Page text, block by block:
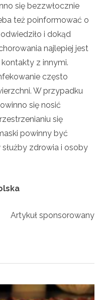
się bezzwłocznie
też poinformować o
i dokąd
najlepiej jest
z innymi.
często
W przypadku
się nosić
się
powinny być
zdrowia i osoby
Artykuł sponsorowany